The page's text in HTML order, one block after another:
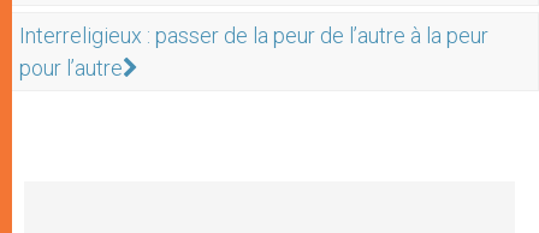
Interreligieux : passer de la peur de l’autre à la peur
pour l’autre